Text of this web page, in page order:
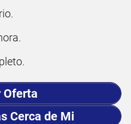
Oferta
Cerca de Mi